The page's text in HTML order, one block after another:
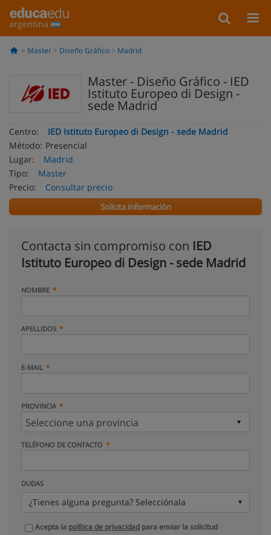
argentina
Master Diseño Gráfico Madrid
Master - Diseño Gráfico - IED
Istituto Europeo di Design -
sede Madrid
Centro:
IED Istituto Europeo di Design - sede Madrid
Método: Presencial
Lugar:
Madrid
Tipo:
Master
Precio:
Consultar precio
Solicita información
Contacta sin compromiso con IED
Istituto Europeo di Design - sede Madrid
NOMBRE
APELLIDOS
E-MAIL
PROVINCIA
TELÉFONO DE CONTACTO
DUDAS
¿Tienes alguna pregunta? Selecciónala
Acepta la política de privacidad para enviar la solicitud